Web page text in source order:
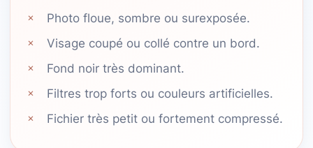
Photo floue, sombre ou surexposée.
Visage coupé ou collé contre un bord.
Fond noir très dominant.
Filtres trop forts ou couleurs artificielles.
Fichier très petit ou fortement compressé.